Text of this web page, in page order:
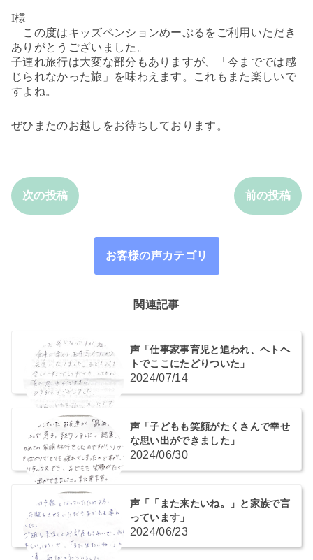
I様
この度はキッズペンションめーぷるをご利用いただき
ありがとうございました。
子連れ旅行は大変な部分もありますが、「今まででは感
じられなかった旅」を味わえます。これもまた楽しいで
すよね。
ぜひまたのお越しをお待ちしております。
次の投稿 前の投稿
お客様の声カテゴリ
関連記事
声「仕事家事育児と追われ、ヘトヘ
トでここにたどりついた」
2024/07/14
声「子どもも笑顔がたくさんで幸せ
な思い出ができました」
2024/06/30
声「「また来たいね。」と家族で言
っています」
2024/06/23